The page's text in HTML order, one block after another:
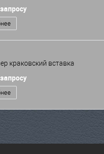
краковский вставка